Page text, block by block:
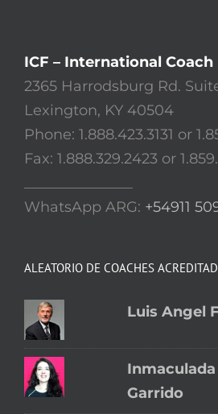
ICF – International
2365 Harrodsburg Rd.
Lexington, KY 40504
Phone: 1.888.423.3131 or
Fax: 1.888.329.2423 or
WhatsApp ARG: +54911
ALEATORIO DE COACHES
Luis Angel
Garrido